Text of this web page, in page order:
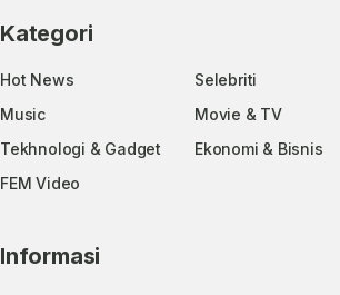
Kategori
Hot News Selebriti
Music
Movie & TV
Tekhnologi & Gadget
Ekonomi & Bisnis
FEM Video
Informasi